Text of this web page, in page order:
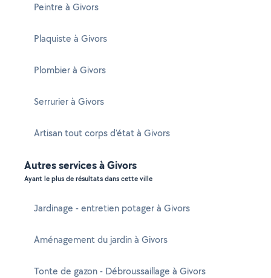
Peintre à Givors
Plaquiste à Givors
Plombier à Givors
Serrurier à Givors
Artisan tout corps d'état à Givors
Autres services à Givors
Ayant le plus de résultats dans cette ville
Jardinage - entretien potager à Givors
Aménagement du jardin à Givors
Tonte de gazon - Débroussaillage à Givors